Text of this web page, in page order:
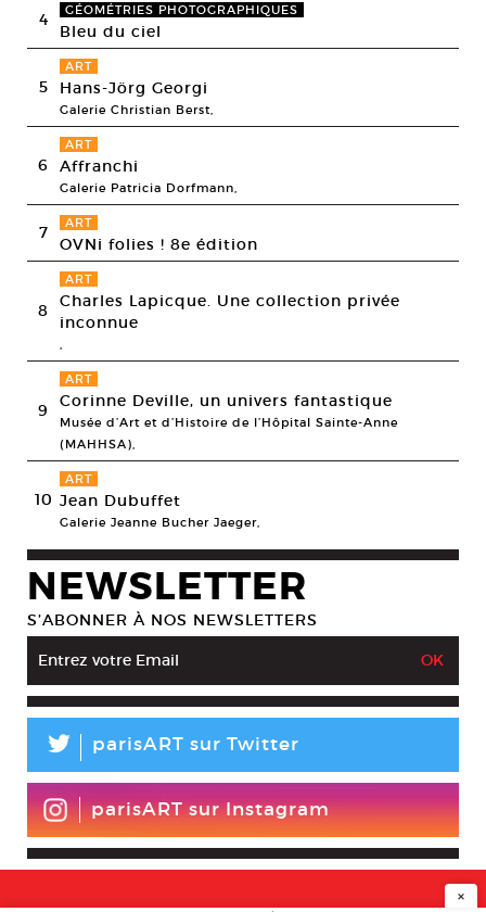
4 GÉOMÉTRIES PHOTOGRAPHIQUES
Bleu du ciel
5
ART
Hans-Jörg Georgi
Galerie Christian Berst,
6
ART
Affranchi
Galerie Patricia Dorfmann,
7 ART
OVNi folies ! 8e édition
8
ART
Charles Lapicque. Une collection privée
inconnue
,
9
ART
Corinne Deville, un univers fantastique
Musée d’Art et d’Histoire de l’Hôpital Sainte-Anne
(MAHHSA),
10
ART
Jean Dubuffet
Galerie Jeanne Bucher Jaeger,
NEWSLETTER
S’ABONNER À NOS NEWSLETTERS
L parisART sur Twitter
parisART sur Instagram
×